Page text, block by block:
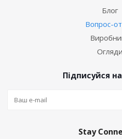
Блог
Вопрос-
Огляди
Підписуйся
Stay